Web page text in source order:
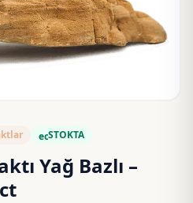
ecoSTOKTA
Yağ Bazlı –